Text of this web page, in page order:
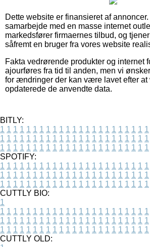
Dette website er finansieret af
samarbejde med en masse internet
markedsfører firmaernes tilbud, og
såfremt en bruger fra vores website
Fakta vedrørende produkter og internet
ajourføres fra tid til anden, men vi
for ændringer der kan være lavet efter at
opdaterede de anvendte data.
BITLY:
1 1 1 1 1 1 1 1 1 1 1 1 1 1 1 1 1 1 1 1 1 1 1
1 1 1 1 1 1 1 1 1 1 1 1 1 1 1 1 1 1 1 1 1 1 1
1 1 1 1 1 1 1 1 1 1 1 1 1 1 1 1 1 1 1 1 1 1 1
SPOTIFY:
1 1 1 1 1 1 1 1 1 1 1 1 1 1 1 1 1 1 1 1 1 1 1
1 1 1 1 1 1 1 1 1 1 1 1 1 1 1 1 1 1 1 1 1 1 1
1 1 1 1 1 1 1 1 1 1 1 1 1 1 1 1 1 1 1 1 1 1 1
CUTTLY BIO:
1
1 1 1 1 1 1 1 1 1 1 1 1 1 1 1 1 1 1 1 1 1 1 1
1 1 1 1 1 1 1 1 1 1 1 1 1 1 1 1 1 1 1 1 1 1 1
1 1 1 1 1 1 1 1 1 1 1 1 1 1 1 1 1 1 1 1 1 1 1
CUTTLY OLD: